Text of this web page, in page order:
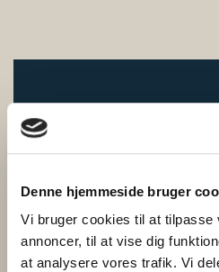
Denne hjemmeside bruger
Vi bruger cookies til at tilpasse
annoncer, til at vise dig
at analysere vores trafik. Vi